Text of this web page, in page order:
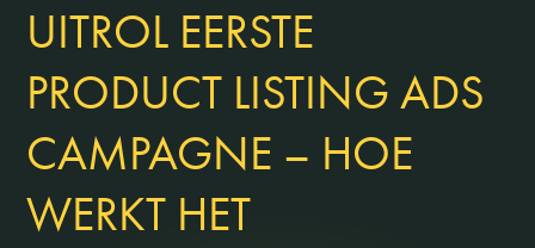
UITROL EERSTE
PRODUCT LISTING ADS
CAMPAGNE – HOE
WERKT HET